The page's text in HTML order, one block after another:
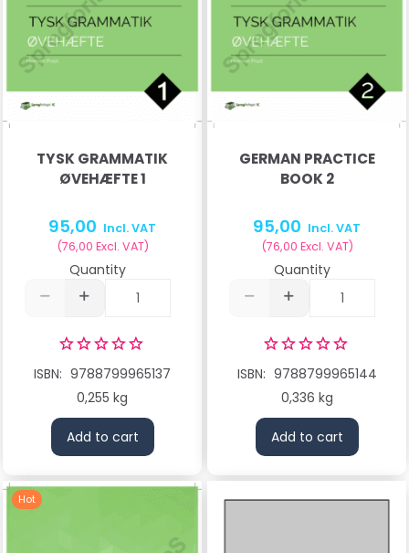
TYSK GRAMMATIK
ØVEHÆFTE 1
95,00 Incl. VAT
(76,00 Excl. VAT)
Quantity
ISBN: 9788799965137
0,255 kg
Add to cart
GERMAN PRACTICE
BOOK 2
95,00 Incl. VAT
(76,00 Excl. VAT)
Quantity
ISBN: 9788799965144
0,336 kg
Add to cart
Hot